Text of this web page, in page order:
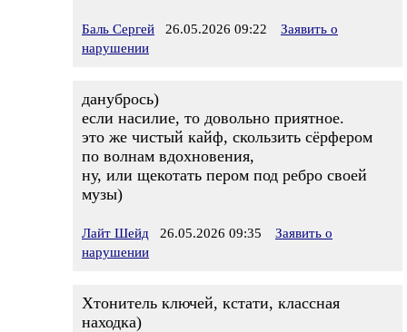
Баль Сергей 26.05.2026 09:22
Заявить о
нарушении
данубрось)
если насилие, то довольно приятное.
это же чистый кайф, скользить сёрфером
по волнам вдохновения,
ну, или щекотать пером под ребро своей
музы)
Лайт Шейд 26.05.2026 09:35
Заявить о
нарушении
Хтонитель ключей, кстати, классная
находка)